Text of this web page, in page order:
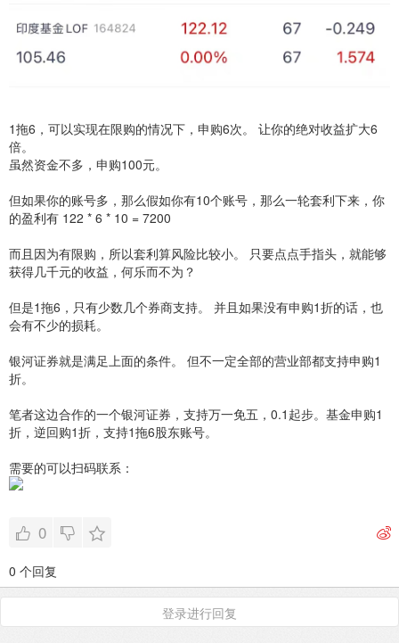
1拖6，可以实现在限购的情况下，申购6次。 让你的绝对收益扩大6
倍。
虽然资金不多，申购100元。
但如果你的账号多，那么假如你有10个账号，那么一轮套利下来，你
的盈利有 122 * 6 * 10 = 7200
而且因为有限购，所以套利算风险比较小。 只要点点手指头，就能够
获得几千元的收益，何乐而不为？
但是1拖6，只有少数几个券商支持。 并且如果没有申购1折的话，也
会有不少的损耗。
银河证券就是满足上面的条件。 但不一定全部的营业部都支持申购1
折。
笔者这边合作的一个银河证券，支持万一免五，0.1起步。基金申购1
折，逆回购1折，支持1拖6股东账号。
需要的可以扫码联系：
0
0 个回复
登录进行回复